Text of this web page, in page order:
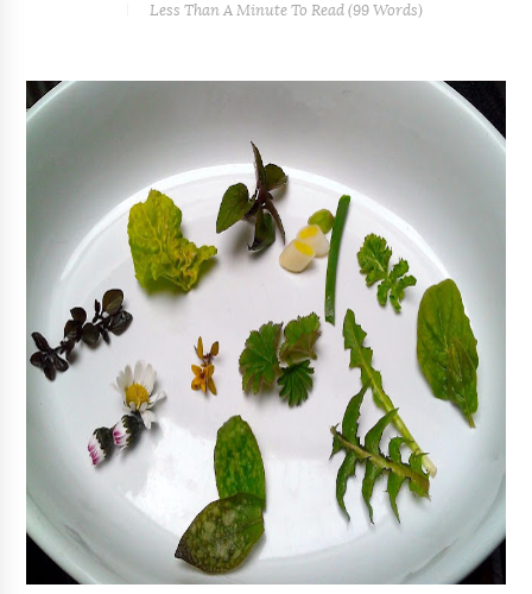
Less Than A Minute To Read (99 Words)